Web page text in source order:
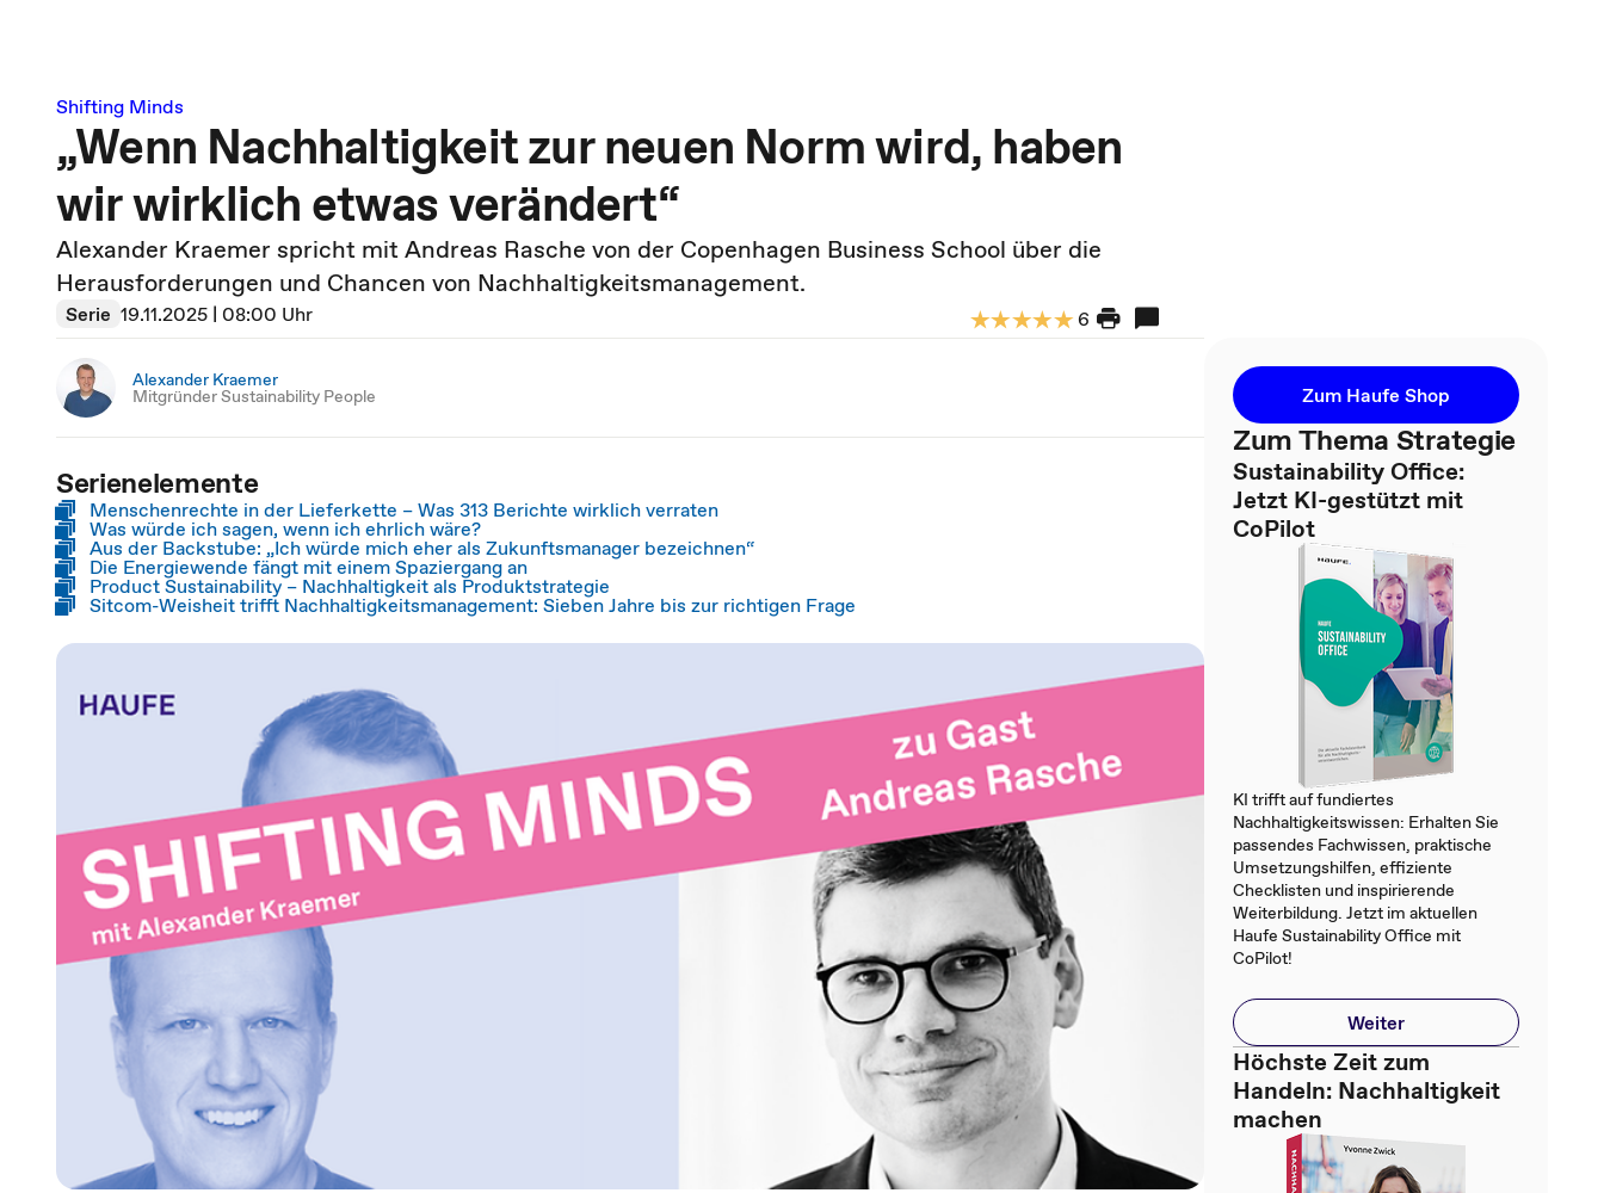
Shifting Minds
„Wenn Nachhaltigkeit zur neuen Norm wird, haben
wir wirklich etwas verändert“
Alexander Kraemer spricht mit Andreas Rasche von der Copenhagen Business School über die
Herausforderungen und Chancen von Nachhaltigkeitsmanagement.
Serie 19.11.2025 | 08:00 Uhr 6
Alexander Kraemer
Mitgründer Sustainability People
Serienelemente
Menschenrechte in der Lieferkette – Was 313 Berichte wirklich verraten
Was würde ich sagen, wenn ich ehrlich wäre?
Aus der Backstube: „Ich würde mich eher als Zukunftsmanager bezeichnen“
Die Energiewende fängt mit einem Spaziergang an
Product Sustainability – Nachhaltigkeit als Produktstrategie
Sitcom-Weisheit trifft Nachhaltigkeitsmanagement: Sieben Jahre bis zur richtigen Frage
Zum Haufe Shop
Zum Thema Strategie
Sustainability Office:
Jetzt KI-gestützt mit
CoPilot
KI trifft auf fundiertes
Nachhaltigkeitswissen: Erhalten Sie
passendes Fachwissen, praktische
Umsetzungshilfen, effiziente
Checklisten und inspirierende
Weiterbildung. Jetzt im aktuellen
Haufe Sustainability Office mit
CoPilot!
Weiter
Höchste Zeit zum
Handeln: Nachhaltigkeit
machen